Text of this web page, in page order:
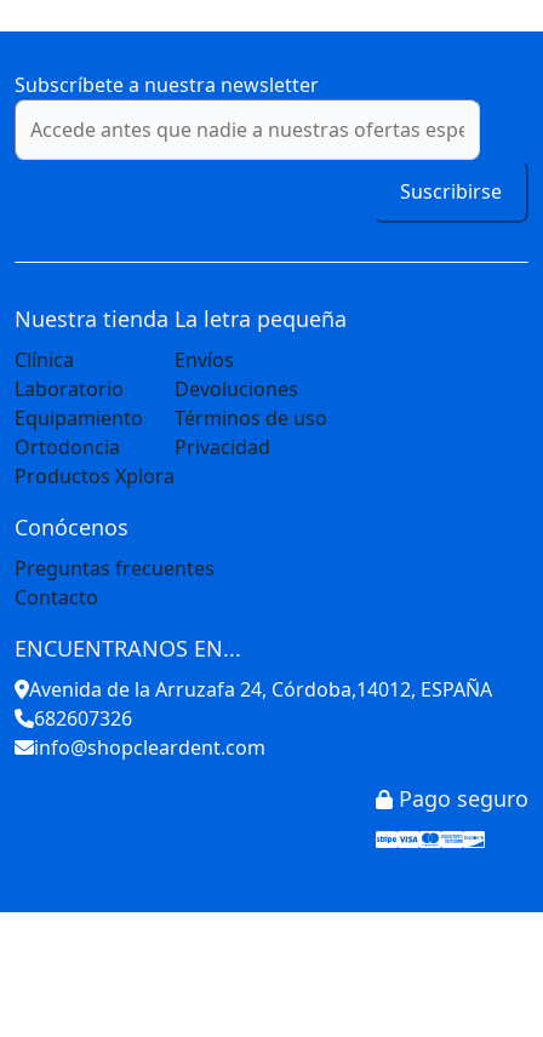
Subscríbete a nuestra newsletter
Suscribirse
Nuestra tienda
Clínica
Laboratorio
Equipamiento
Ortodoncia
Productos Xplora
La letra pequeña
Envíos
Devoluciones
Términos de uso
Privacidad
Conócenos
Preguntas frecuentes
Contacto
ENCUENTRANOS EN...
Avenida de la Arruzafa 24, Córdoba,14012, ESPAÑA
682607326
info@shopcleardent.com
Pago seguro
Stripe
Visa